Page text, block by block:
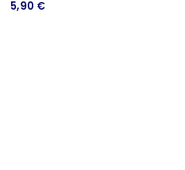
5,90 €